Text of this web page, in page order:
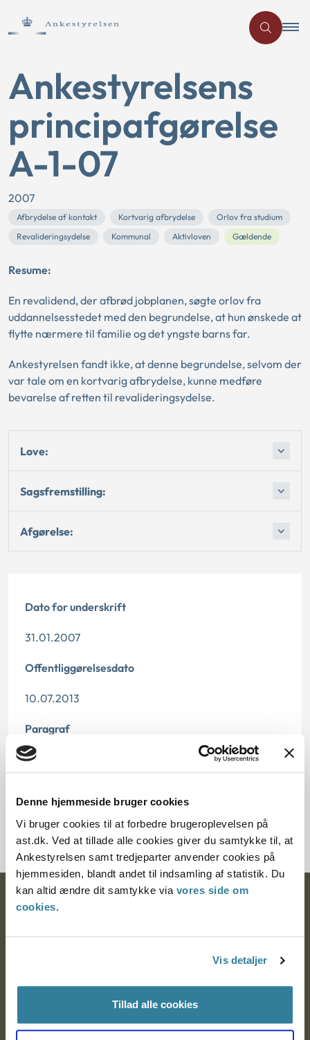
Denne hjemmeside bruger cookies
Vi bruger cookies til at forbedre brugeroplevelsen på
ast.dk. Ved at tillade alle cookies giver du samtykke til, at
Ankestyrelsen samt tredjeparter anvender cookies på
hjemmesiden, blandt andet til indsamling af statistik. Du
kan altid ændre dit samtykke via vores side om
cookies.
Vis detaljer
Tillad alle cookies
Ankestyrelsens
principafgørelse
A-1-07
2007
Afbrydelse af kontakt Kortvarig afbrydelse
Orlov fra studium
Revalideringsydelse
Kommunal Aktivloven Gældende
Resume:
En revalidend, der afbrød jobplanen, søgte orlov fra
uddannelsesstedet med den begrundelse, at hun ønskede at
flytte nærmere til familie og det yngste barns far.
Ankestyrelsen fandt ikke, at denne begrundelse, selvom der
var tale om en kortvarig afbrydelse, kunne medføre
bevarelse af retten til revalideringsydelse.
Love:
Sagsfremstilling:
Afgørelse:
Dato for underskrift
31.01.2007
Offentliggørelsesdato
10.07.2013
Paragraf
§ 53 § 54
2000574-06
Ankestyrelsen
Ankestyrelsen Aalborg